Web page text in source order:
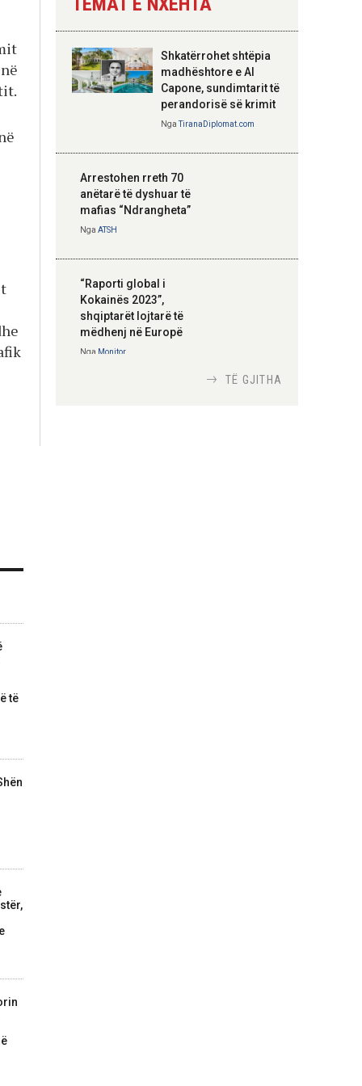
të
Hoxha takim me
zyrtarë të lartë të
DASH: Angazhim i
përbashkët për
strategjik
Shkatërrohet shtëpia
madhështore e Al
Capone, sundimtarit të
perandorisë së krimit
NgaTiranaDiplomat.com
Arrestohen rreth 70
anëtarë të dyshuar të
mafias “Ndrangheta”
Nga ATSH
“Raporti global i
Kokainës 2023”,
shqiptarët lojtarë të
mëdhenj në Europë
Nga Monitor
TË GJITHA